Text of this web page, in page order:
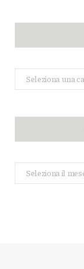
Categorie
Archivio
Articoli